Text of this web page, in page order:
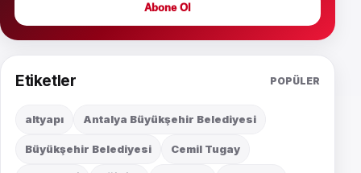
Abone Ol
Etiketler POPÜLER
altyapı Antalya Büyükşehir Belediyesi
Büyükşehir Belediyesi Cemil Tugay